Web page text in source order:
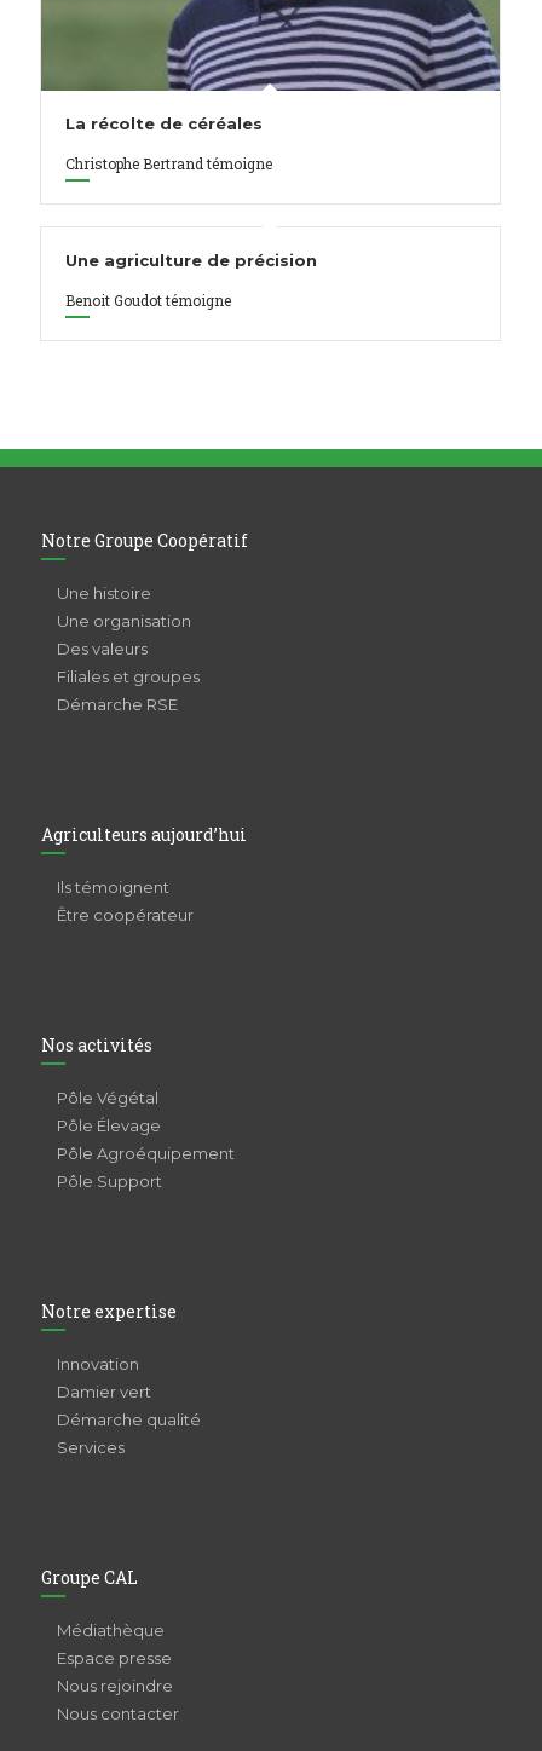
La récolte de céréales
Christophe Bertrand témoigne
Une agriculture de précision
Benoit Goudot témoigne
Notre Groupe Coopératif
Une histoire
Une organisation
Des valeurs
Filiales et groupes
Démarche RSE
Agriculteurs aujourd’hui
Ils témoignent
Être coopérateur
Nos activités
Pôle Végétal
Pôle Élevage
Pôle Agroéquipement
Pôle Support
Notre expertise
Innovation
Damier vert
Démarche qualité
Services
Groupe CAL
Médiathèque
Espace presse
Nous rejoindre
Nous contacter